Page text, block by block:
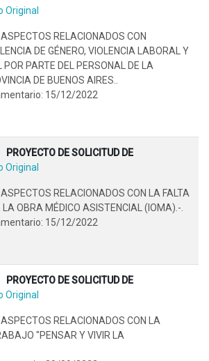
Original
RELACIONADOS CON
DE GÉNERO, VIOLENCIA LABORAL Y
PARTE DEL PERSONAL DE LA
DE BUENOS AIRES..
15/12/2022
PROYECTO DE SOLICITUD DE
Original
RELACIONADOS CON LA FALTA
LA OBRA MÉDICO ASISTENCIAL (IOMA).-.
15/12/2022
PROYECTO DE SOLICITUD DE
Original
RELACIONADOS CON LA
"PENSAR Y VIVIR LA